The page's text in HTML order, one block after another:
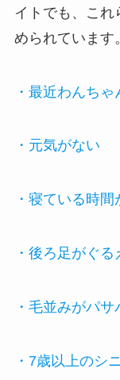
イトでも、これ
められています。
・最近わんち
・元気がない
・寝ている時
・後ろ足がぐる
・毛並みがパサ
・7歳以上のシ